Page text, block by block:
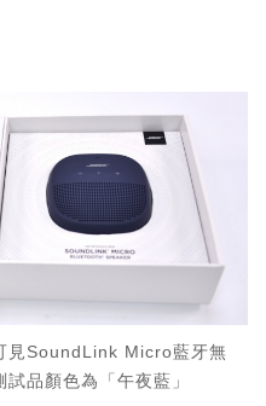
見SoundLink Micro藍牙無
品顏色為「午夜藍」